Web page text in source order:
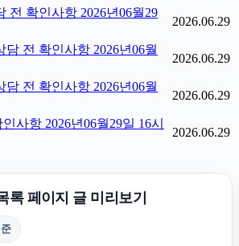
전 확인사항 2026년06월29
2026.06.29
전 확인사항 2026년06월
2026.06.29
전 확인사항 2026년06월
2026.06.29
사항 2026년06월29일 16시
2026.06.29
록 페이지 글 미리보기